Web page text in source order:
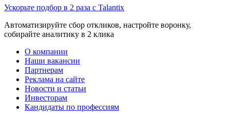
Ускорьте подбор в 2 раза с Talantix
Автоматизируйте сбор откликов, настройте воронку,
собирайте аналитику в 2 клика
О компании
Наши вакансии
Партнерам
Реклама на сайте
Новости и статьи
Инвесторам
Кандидаты по профессиям